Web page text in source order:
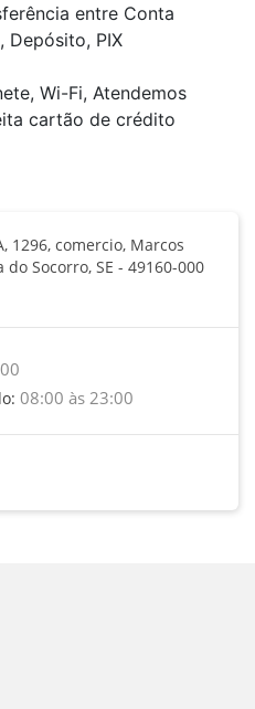
entre Conta
Depósito, PIX
Wi-Fi, Atendemos
cartão de crédito
1296, comercio, Marcos
Socorro, SE - 49160-000
08:00 às 23:00